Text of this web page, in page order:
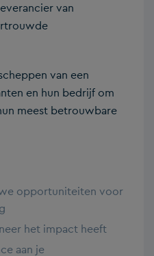
van
van een
en hun bedrijf om
meest betrouwbare
opportuniteiten voor
het impact heeft
aan je